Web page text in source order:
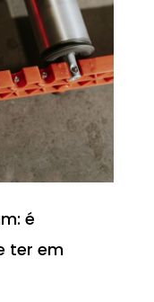
é
ter em